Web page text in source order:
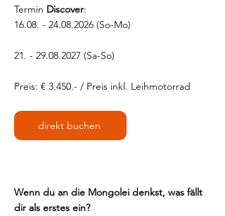
Termin Discover:
16.08. - 24.08.2026 (So-Mo)
21. - 29.08.2027 (Sa-So)
Preis: € 3.450.- / Preis inkl. Leihmotorrad
direkt buchen
Wenn du an die Mongolei denkst, was fällt
dir als erstes ein?